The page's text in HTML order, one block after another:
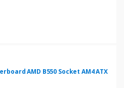
AMD B550 Socket AM4 ATX